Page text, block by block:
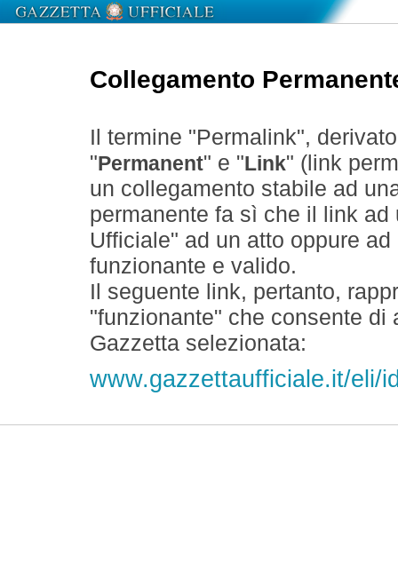
Collegamento
Il termine "Permalink",
" Permanent" e " Link" (link
un collegamento stabile ad
permanente fa sì che il link
Ufficiale" ad un atto oppure
funzionante e valido.
Il seguente link, pertanto,
"funzionante" che consente
Gazzetta selezionata:
www.gazzettaufficiale.it/eli/